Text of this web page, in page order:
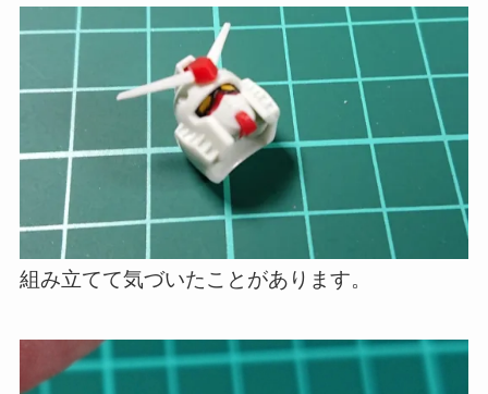
組み立てて気づいたことがあります。